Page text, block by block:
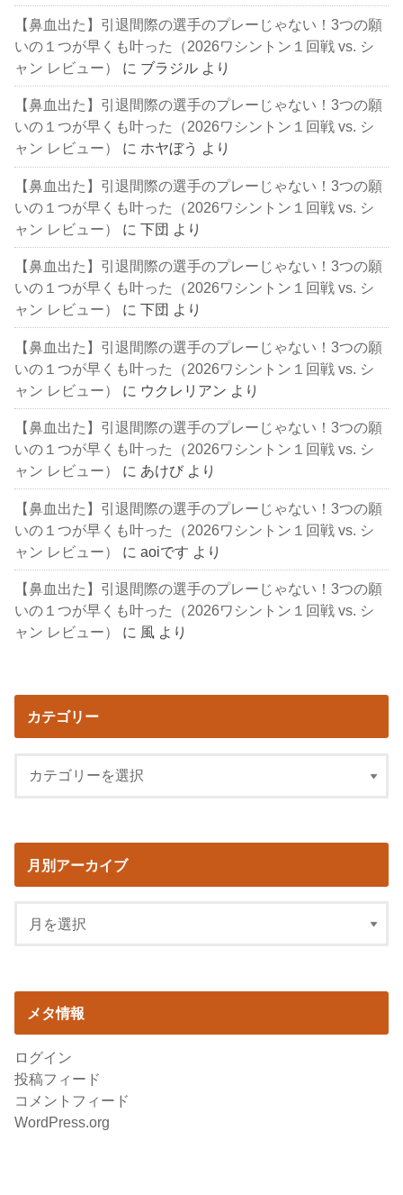
【鼻血出た】引退間際の選手のプレーじゃない！3つの願
いの１つが早くも叶った（2026ワシントン１回戦 vs. シ
ャン レビュー）
に ブラジル より
【鼻血出た】引退間際の選手のプレーじゃない！3つの願
いの１つが早くも叶った（2026ワシントン１回戦 vs. シ
ャン レビュー）
に ホヤぼう より
【鼻血出た】引退間際の選手のプレーじゃない！3つの願
いの１つが早くも叶った（2026ワシントン１回戦 vs. シ
ャン レビュー）
に下団 より
【鼻血出た】引退間際の選手のプレーじゃない！3つの願
いの１つが早くも叶った（2026ワシントン１回戦 vs. シ
ャン レビュー）
に下団 より
【鼻血出た】引退間際の選手のプレーじゃない！3つの願
いの１つが早くも叶った（2026ワシントン１回戦 vs. シ
ャン レビュー）
に ウクレリアン より
【鼻血出た】引退間際の選手のプレーじゃない！3つの願
いの１つが早くも叶った（2026ワシントン１回戦 vs. シ
ャン レビュー）
に あけび より
【鼻血出た】引退間際の選手のプレーじゃない！3つの願
いの１つが早くも叶った（2026ワシントン１回戦 vs. シ
ャン レビュー）
にaoiです より
【鼻血出た】引退間際の選手のプレーじゃない！3つの願
いの１つが早くも叶った（2026ワシントン１回戦 vs. シ
ャン レビュー）
に 風 より
カテゴリー
月別アーカイブ
メタ情報
ログイン
投稿フィード
コメントフィード
WordPress.org